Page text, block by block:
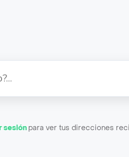
sesión para ver tus direcciones